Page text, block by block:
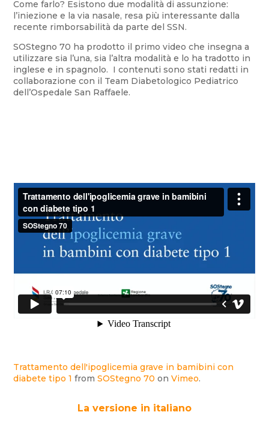
Come farlo? Esistono due modalità di assunzione:
l’iniezione e la via nasale, resa più interessante dalla
recente rimborsabilità da parte del SSN.
SOStegno 70 ha prodotto il primo video che insegna a
utilizzare sia l’una, sia l’altra modalità e lo ha tradotto in
inglese e in spagnolo. I contenuti sono stati redatti in
collaborazione con il Team Diabetologico Pediatrico
dell’Ospedale San Raffaele.
Trattamento dell'ipoglicemia grave in bamibini con
diabete tipo 1 fromSOStegno 70 onVimeo.
La versione in italiano